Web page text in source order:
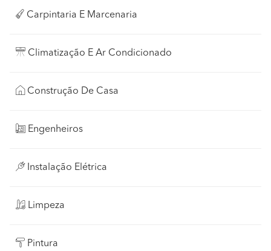
Carpintaria E Marcenaria
Climatização E Ar Condicionado
Construção De Casa
Engenheiros
Instalação Elétrica
Limpeza
Pintura